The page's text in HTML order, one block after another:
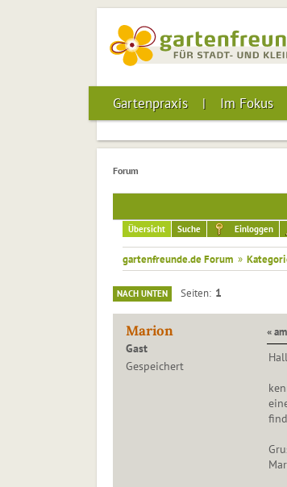
Gartenpraxis Im Fokus
Forum
Übersicht Suche Einloggen
gartenfreunde.de Forum »
NACH UNTEN Seiten 1
Marion
Gast
Gespeichert
«